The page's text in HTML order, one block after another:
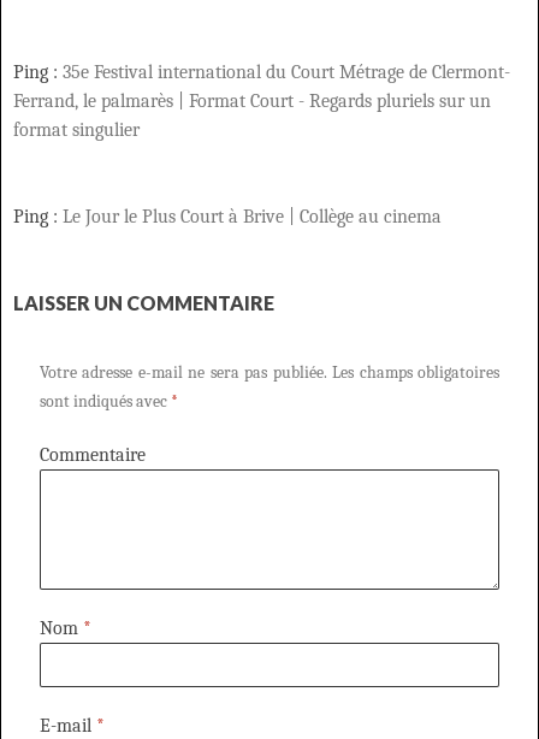
Ping : 35e Festival international du Court Métrage de Clermont-
Ferrand, le palmarès | Format Court - Regards pluriels sur un
format singulier
Ping : Le Jour le Plus Court à Brive | Collège au cinema
LAISSER UN COMMENTAIRE
Votre adresse e-mail ne sera pas publiée. Les champs obligatoires
sont indiqués avec *
Commentaire
Nom *
E-mail *